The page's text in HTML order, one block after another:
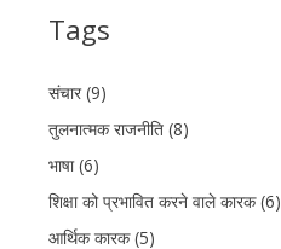
Tags
संचार (9)
तुलनात्मक राजनीति (8)
भाषा (6)
शिक्षा को प्रभावित करने वाले कारक (6)
आर्थिक कारक (5)